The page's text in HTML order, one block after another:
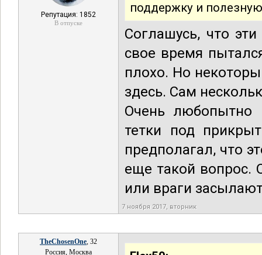
Репутация: 1852
В отпуске
поддержку и
Соглашусь, что
свое время
плохо. Но
здесь. Сам
Очень любопытно
тетки под
предполагал, что
еще такой вопрос.
или враги
7 ноября 2017, вторник
TheChosenOne, 32
Россия, Москва